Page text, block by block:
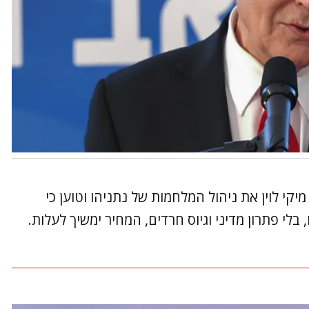
לוין את ניהול המלחמות של נתניהו וטוען כי
פתרון מדיני וגיוס חרדים, המחיר ימשיך לעלות.